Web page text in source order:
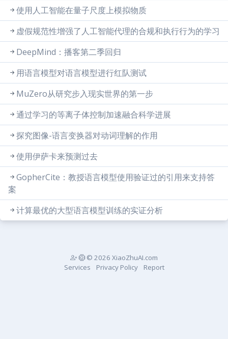
使用人工智能在量子尺度上模拟物质
虚假规范性增强了人工智能代理的合规和执行行为的学习
DeepMind：播客第二季回归
用语言模型对语言模型进行红队测试
MuZero从研究步入现实世界的第一步
通过学习的等离子体控制加速融合科学进展
探究图像-语言变换器对动词理解的作用
使用伊萨卡来预测过去
GopherCite：教授语言模型使用验证过的引用来支持答
案
计算最优的大型语言模型训练的实证分析
© 2026 XiaoZhuAI.com
Services
Privacy Policy Report